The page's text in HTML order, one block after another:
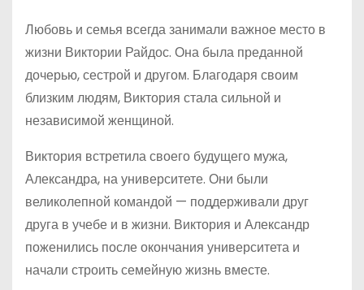
Любовь и семья всегда занимали важное место в
жизни Виктории Райдос. Она была преданной
дочерью, сестрой и другом. Благодаря своим
близким людям, Виктория стала сильной и
независимой женщиной.
Виктория встретила своего будущего мужа,
Александра, на университете. Они были
великолепной командой — поддерживали друг
друга в учебе и в жизни. Виктория и Александр
поженились после окончания университета и
начали строить семейную жизнь вместе.